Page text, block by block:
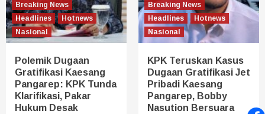
Breaking News
Headlines
Hotnews
Nasional
Polemik Dugaan
Gratifikasi Kaesang
Pangarep: KPK Tunda
Klarifikasi, Pakar
Hukum Desak
Breaking News
Headlines
Hotnews
Nasional
KPK Teruskan Kasus
Dugaan Gratifikasi Jet
Pribadi Kaesang
Pangarep, Bobby
Nasution Bersuara